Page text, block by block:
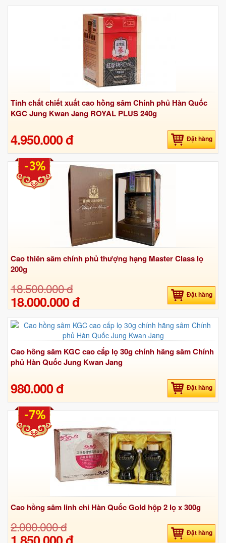
Tinh chất chiết xuất cao hồng sâm Chính phủ Hàn Quốc
KGC Jung Kwan Jang ROYAL PLUS 240g
4.950.000 đ Đặt hàng
Cao thiên sâm chính phủ thượng hạng Master Class lọ
200g
18.500.000 đ
18.000.000 đ Đặt hàng
-3%
Cao hồng sâm KGC cao cấp lọ 30g chính hãng sâm Chính
phủ Hàn Quốc Jung Kwan Jang
980.000 đ Đặt hàng
Cao hồng sâm linh chi Hàn Quốc Gold hộp 2 lọ x 300g
2.000.000 đ Đặt hàng
-7%